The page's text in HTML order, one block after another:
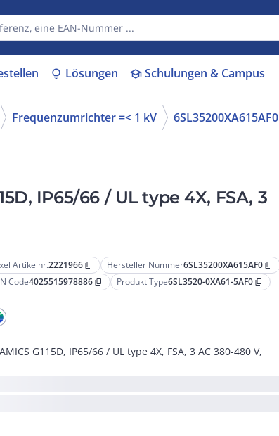
lightbulb Lösungen schoolSchulungen & Campus
Frequenzumrichter =< 1 kV 6SL35200XA615AF0
IP65/66 / UL type 4X, FSA, 3
Artikelnr.2221966 content_copy Hersteller Nummer6SL35200XA615AF0 content_copy
Code4025515978886 content_copy Produkt Type6SL3520-0XA61-5AF0 content_copy
G115D, IP65/66 / UL type 4X, FSA, 3 AC 380-480 V,